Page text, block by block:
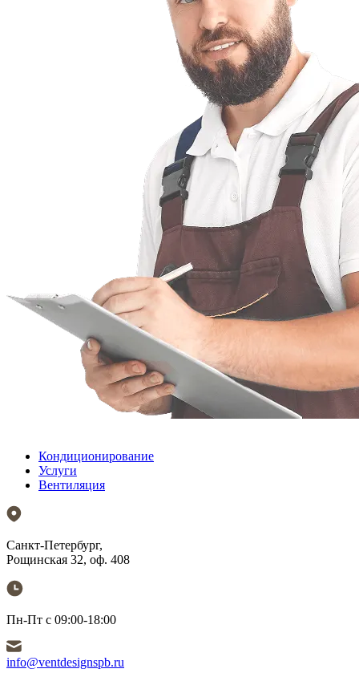
Кондиционирование
Услуги
Вентиляция
Санкт-Петербург,
Рощинская 32, оф. 408
Пн-Пт с 09:00-18:00
info@ventdesignspb.ru